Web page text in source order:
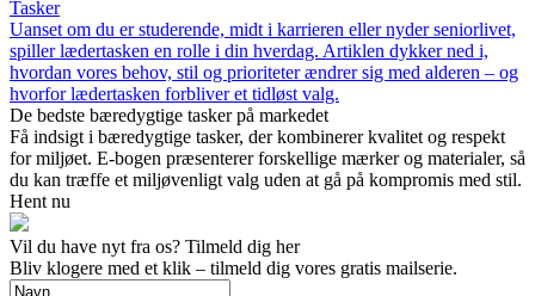
Tasker
Uanset om du er studerende, midt i karrieren eller nyder seniorlivet,
spiller lædertasken en rolle i din hverdag. Artiklen dykker ned i,
hvordan vores behov, stil og prioriteter ændrer sig med alderen – og
hvorfor lædertasken forbliver et tidløst valg.
De bedste bæredygtige tasker på markedet
Få indsigt i bæredygtige tasker, der kombinerer kvalitet og respekt
for miljøet. E-bogen præsenterer forskellige mærker og materialer, så
du kan træffe et miljøvenligt valg uden at gå på kompromis med stil.
Hent nu
Vil du have nyt fra os? Tilmeld dig her
Bliv klogere med et klik – tilmeld dig vores gratis mailserie.